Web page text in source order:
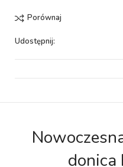
Porównaj
Udostępnij:
donica